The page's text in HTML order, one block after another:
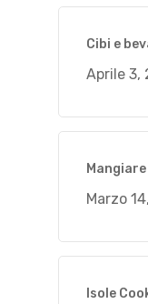
Cibi e
Aprile 3,
Marzo
Isole